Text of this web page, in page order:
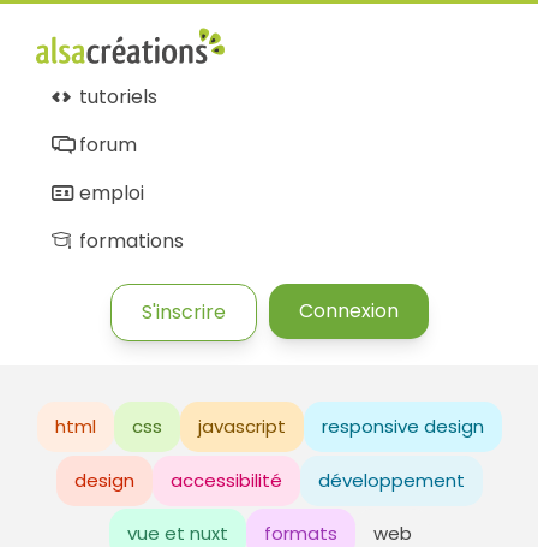
tutoriels
forum
emploi
formations
S'inscrire Connexion
html css javascript responsive design
design accessibilité développement
vue et nuxt formats web